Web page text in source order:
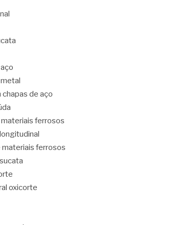
de aço
ferrosos
materiais ferrosos
oxicorte